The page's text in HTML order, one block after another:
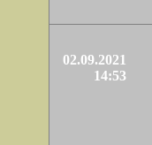
02.09.2021
14:53